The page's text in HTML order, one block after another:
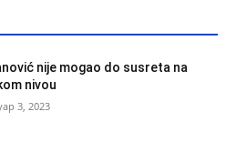
nije mogao do susreta na
nivou
3, 2023